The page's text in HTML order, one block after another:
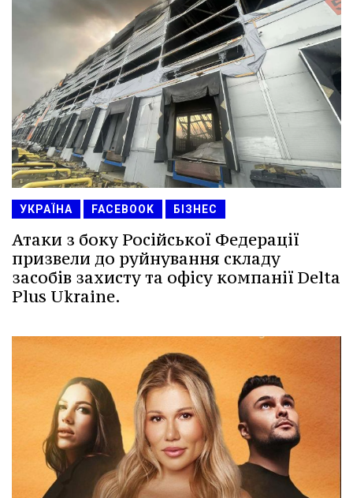
УКРАЇНА FACEBOOK БІЗНЕС
Атаки з боку Російської Федерації
призвели до руйнування складу
засобів захисту та офісу компанії Delta
Plus Ukraine.